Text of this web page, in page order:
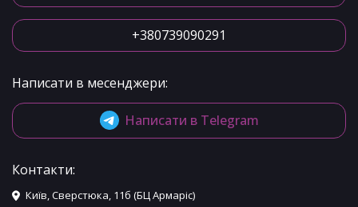
+380739090291
Написати в месенджери:
Написати в Telegram
Контакти:
Київ, Сверстюка, 11б (БЦ Армаріс)